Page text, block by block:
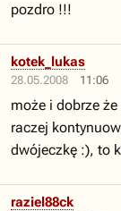
pozdro !!!
28.05.2008 11:06
kotek_lukas
może i dobrze
raczej
dwójeczkę :), to
raziel88ck